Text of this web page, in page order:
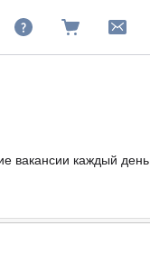
вакансии каждый день.